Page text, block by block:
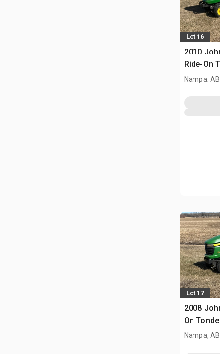
Lot 16
2010
Ride-On
Nampa,
Lot 17
2008
On
Nampa,